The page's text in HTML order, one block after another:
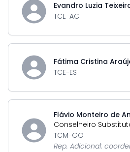
Evandro Luzia
TCE-AC
Fátima Cristina
TCE-ES
Flávio Monteiro de
Conselheiro
TCM-GO
Rep. Adicional: